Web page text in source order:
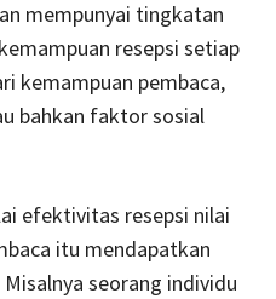
mempunyai tingkatan
resepsi setiap
kemampuan pembaca,
bahkan faktor sosial
efektivitas resepsi nilai
itu mendapatkan
seorang individu